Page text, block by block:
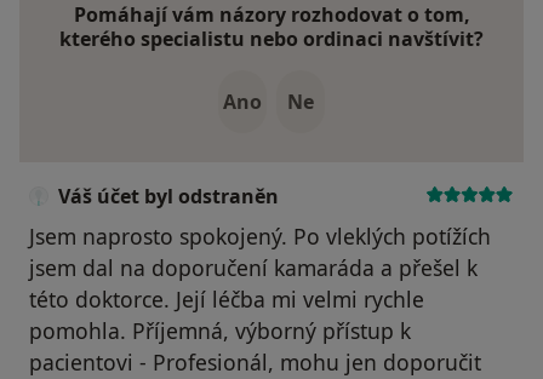
Pomáhají vám názory rozhodovat o tom,
kterého specialistu nebo ordinaci navštívit?
Ano Ne
Váš účet byl odstraněn
Jsem naprosto spokojený. Po vleklých potížích
jsem dal na doporučení kamaráda a přešel k
této doktorce. Její léčba mi velmi rychle
pomohla. Příjemná, výborný přístup k
pacientovi - Profesionál, mohu jen doporučit